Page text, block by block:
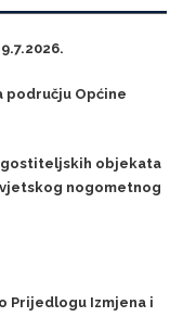
području Općine
objekata
nogometnog
Prijedlogu Izmjena i